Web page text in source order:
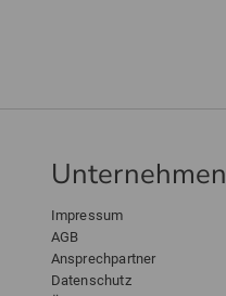
Unternehmen
Impressum
AGB
Ansprechpartner
Datenschutz